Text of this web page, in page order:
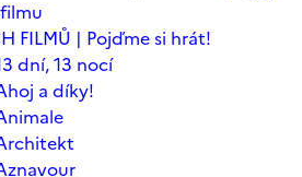
FILMŮ | Pojďme si hrát!
dní, 13 nocí
a díky!